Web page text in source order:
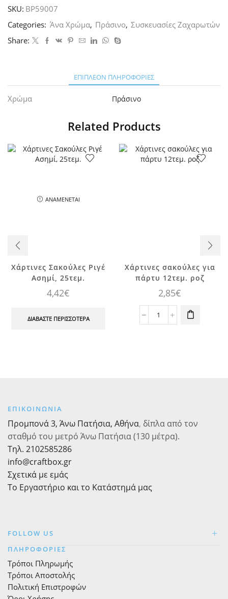
Πράσινες
ποσότητα
SKU: BP59007
Categories: Άνα Χρώμα, Πράσινο, Συσκευασίες Ζαχαρωτών
Share:
ΕΠΙΠΛΈΟΝ ΠΛΗΡΟΦΟΡΊΕΣ
Χρώμα Πράσινο
Related Products
ΑΝΑΜΈΝΕΤΑΙ
Χάρτινες Σακούλες Ριγέ
Ασημί, 25τεμ.
4,42€
ΔΙΑΒΆΣΤΕ ΠΕΡΙΣΣΌΤΕΡΑ
Χάρτινες σακούλες για
πάρτυ 12τεμ. ροζ
2,85€
Χάρτινες
ΕΠΙΚΟΙΝΩΝΙΑ
Προμπονά 3, Άνω Πατήσια, Αθήνα, δίπλα από τον
σταθμό του μετρό Άνω Πατήσια (130 μέτρα).
Τηλ. 2102585286
info@craftbox.gr
Σχετικά με εμάς
Το Εργαστήριο και το Κατάστημά μας
FOLLOW US
ΠΛΗΡΟΦΟΡΙΕΣ
Τρόποι Πληρωμής
Τρόποι Αποστολής
Πολιτική Επιστροφών